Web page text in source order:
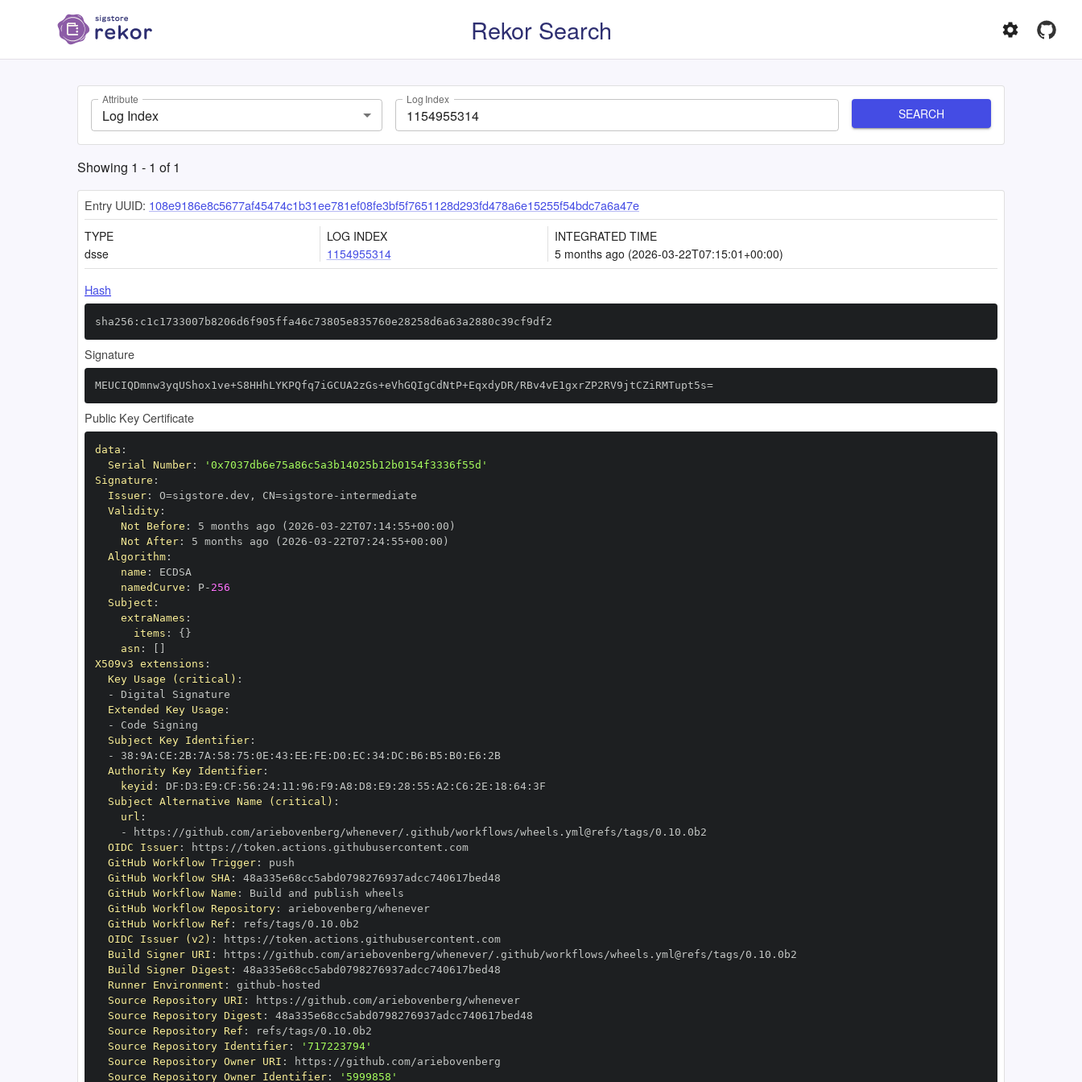
Rekor Search
Attribute
Log Index
Log Index
SEARCH
Showing 1 - 1 of1
Entry UUID: 108e9186e8c5677af45474c1b31ee781ef08fe3bf5f7651128d293fd478a6e15255f54bdc7a6a47e
TYPE
dsse
LOG INDEX
1154955314
INTEGRATED TIME
5 months ago (2026-03-22T07:15:01+00:00)
Hash
sha256:c1c1733007b8206d6f905ffa46c73805e835760e28258d6a63a2880c39cf9df2
Signature
MEUCIQDmnw3yqUShox1ve+S8HHhLYKPQfq7iGCUA2zGs+eVhGQIgCdNtP+EqxdyDR/RBv4vE1gxrZP2RV9jtCZiRMTupt5s=
Public Key Certificate
data :
Serial Number:
'0x7037db6e75a86c5a3b14025b12b0154f3336f55d'
Signature :
Issuer: O=sigstore.dev , CN=sigstore -
Validity:
Not Before : 5 months ago (2026 -03 - 22T07 : 14: 55+00 :
Not After: 5 months ago (2026 -03 - 22T07 : 24: 55+00 :
Algorithm:
name :
namedCurve : P- 256
Subject :
extraNames :
items : { }
asn :
X509v3 extensions :
Key Usage (critical) :
-
Extended Key Usage :
-
Subject Key Identifier:
-
38 : 9A : CE : 2B: 7A : 58 : 75 : 0E : 43 : EE : FE : D0 : EC : 34: DC : B6 : B5 : B0 : E6 :
2B
Authority Key Identifier:
keyid : DF : D3 : E9 : CF : 56 : 24: 11 : 96 : F9 : A8 : D8 : E9 : 28 : 55 : A2 : C6 : 2E : 18 : 64:
Subject Alternative Name (critical) :
url :
-
https :
OIDC Issuer: https :
//token.actions.githubusercontent.com
GitHub Workflow Trigger:
GitHub Workflow SHA:
GitHub Workflow Name :
GitHub Workflow Repository:
ariebovenberg/whenever
GitHub Workflow Ref :
OIDC Issuer (v2) : https :
//token.actions.githubusercontent.com
Build Signer URI : https :
Build Signer Digest :
Runner Environment : github -
Source Repository URI : https :
//github.com/ariebovenberg/whenever
Source Repository Digest :
Source Repository Ref :
Source Repository Identifier:
'717223794'
Source Repository Owner URI : https :
Source Repository Owner Identifier: '5999858'